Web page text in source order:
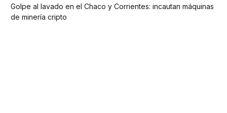
Golpe al lavado en el Chaco y Corrientes: incautan máquinas
de minería cripto